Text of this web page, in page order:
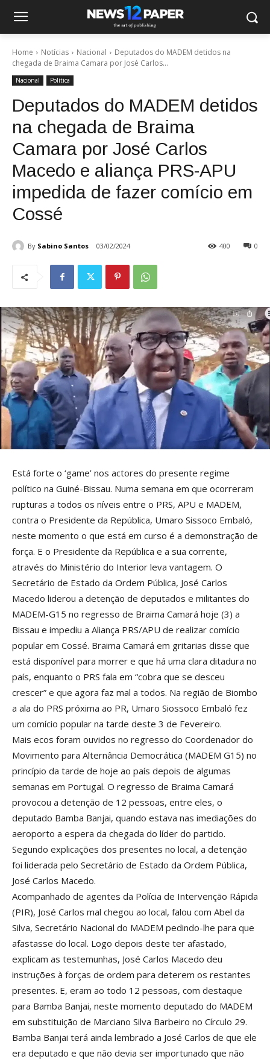
Home Notícias Nacional
Deputados do MADEM detidos na
chegada de Braima Camara por José Carlos...
Nacional Política
Deputados do MADEM detidos
na chegada de Braima
Camara por José Carlos
Macedo e aliança PRS-APU
impedida de fazer comício em
Cossé
By Sabino Santos 03/02/2024 0
400
Está forte o ‘game’ nos actores do presente regime
político na Guiné-Bissau. Numa semana em que ocorreram
rupturas a todos os níveis entre o PRS, APU e MADEM,
contra o Presidente da República, Umaro Sissoco Embaló,
neste momento o que está em curso é a demonstração de
força. E o Presidente da República e a sua corrente,
através do Ministério do Interior leva vantagem. O
Secretário de Estado da Ordem Pública, José Carlos
Macedo liderou a detenção de deputados e militantes do
MADEM-G15 no regresso de Braima Camará hoje (3) a
Bissau e impediu a Aliança PRS/APU de realizar comício
popular em Cossé. Braima Camará em gritarias disse que
está disponível para morrer e que há uma clara ditadura no
país, enquanto o PRS fala em “cobra que se desceu
crescer” e que agora faz mal a todos. Na região de Biombo
a ala do PRS próxima ao PR, Umaro Siossoco Embaló fez
um comício popular na tarde deste 3 de Fevereiro.
Mais ecos foram ouvidos no regresso do Coordenador do
Movimento para Alternância Democrática (MADEM G15) no
princípio da tarde de hoje ao país depois de algumas
semanas em Portugal. O regresso de Braima Camará
provocou a detenção de 12 pessoas, entre eles, o
deputado Bamba Banjai, quando estava nas imediações do
aeroporto a espera da chegada do líder do partido.
Segundo explicações dos presentes no local, a detenção
foi liderada pelo Secretário de Estado da Ordem Pública,
José Carlos Macedo.
Acompanhado de agentes da Polícia de Intervenção Rápida
(PIR), José Carlos mal chegou ao local, falou com Abel da
Silva, Secretário Nacional do MADEM pedindo-lhe para que
afastasse do local. Logo depois deste ter afastado,
explicam as testemunhas, José Carlos Macedo deu
instruções à forças de ordem para deterem os restantes
presentes. E, eram ao todo 12 pessoas, com destaque
para Bamba Banjai, neste momento deputado do MADEM
em substituição de Marciano Silva Barbeiro no Círculo 29.
Bamba Banjai terá ainda lembrado a José Carlos de que ele
era deputado e que não devia ser importunado que não